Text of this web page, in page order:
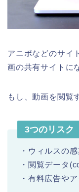
アニポなどのサイ
画の共有サイトに
もし、動画を閲覧
3つのリスク
・ウィルスの
・閲覧データ
・有料広告や